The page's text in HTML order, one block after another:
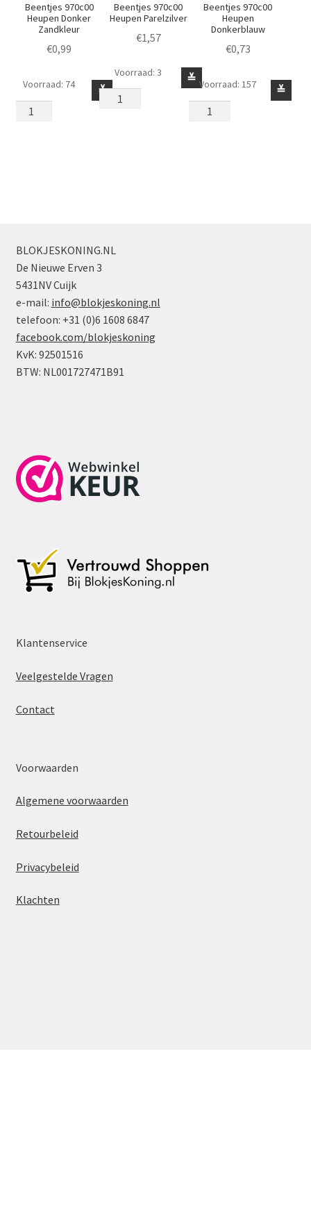
Beentjes 970c00
Heupen Donker
Zandkleur
€0,99
Beentjes
970c00
≚
Voorraad: 74
Beentjes 970c00
Heupen Parelzilver
€1,57
Beentjes
970c00
≚
Voorraad: 3
Beentjes 970c00
Heupen
Donkerblauw
€0,73
Beentjes
970c00
≚
Voorraad: 157
BLOKJESKONING.NL
De Nieuwe Erven 3
5431NV Cuijk
e-mail: info@blokjeskoning.nl
telefoon: +31 (0)6 1608 6847
facebook.com/blokjeskoning
KvK: 92501516
BTW: NL001727471B91
Klantenservice
Veelgestelde Vragen
Contact
Voorwaarden
Algemene voorwaarden
Retourbeleid
Privacybeleid
Klachten